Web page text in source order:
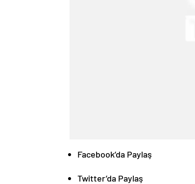
Facebook’da Paylaş
Twitter’da Paylaş